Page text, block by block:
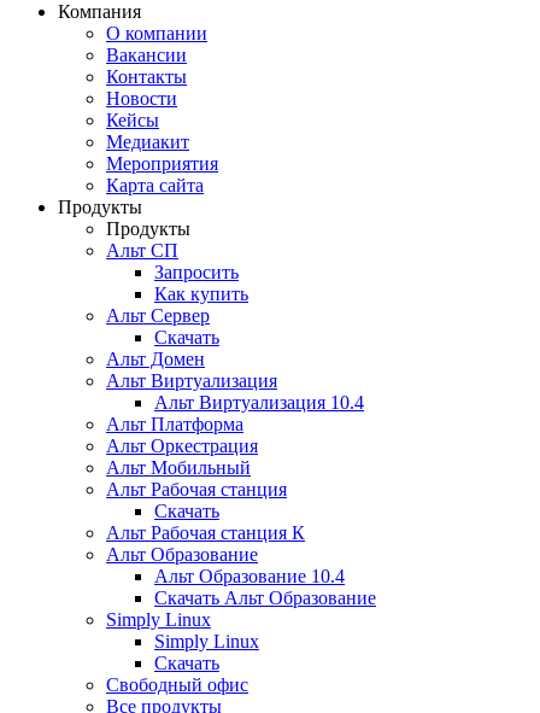
Компания
О компании
Вакансии
Контакты
Новости
Кейсы
Медиакит
Мероприятия
Карта сайта
Продукты
Продукты
Альт СП
Запросить
Как купить
Альт Сервер
Скачать
Альт Домен
Альт Виртуализация
Альт Виртуализация 10.4
Альт Платформа
Альт Оркестрация
Альт Мобильный
Альт Рабочая станция
Скачать
Альт Рабочая станция К
Альт Образование
Альт Образование 10.4
Скачать Альт Образование
Simply Linux
Simply Linux
Скачать
Свободный офис
Все продукты